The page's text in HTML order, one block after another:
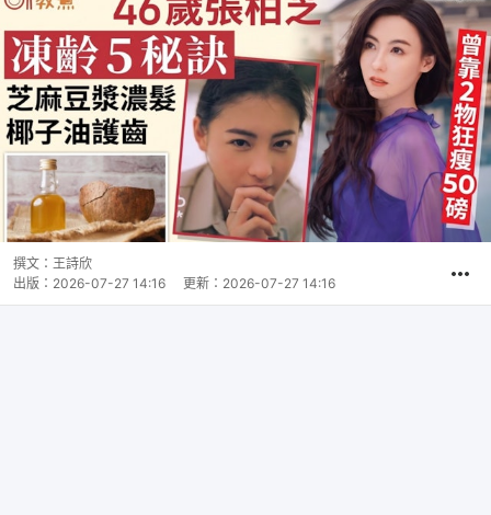
撰文： 王詩欣
出版： 2026-07-27 14:16 更新： 2026-07-27 14:16